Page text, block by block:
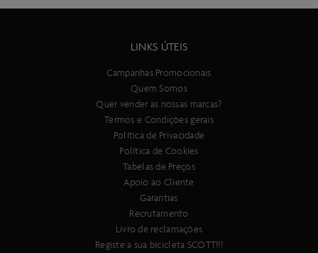
LINKS ÚTEIS
Campanhas Promocionais
Quem Somos
Quer vender as nossas marcas?
Termos e Condições gerais
Política de Privacidade
Política de Cookies
Tabelas de Preços
Apoio ao Cliente
Garantias
Recrutamento
Livro de reclamações
Registe a sua bicicleta SCOTT!!!